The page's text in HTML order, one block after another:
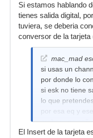
Si estamos hablando
tienes salida digital,
tuviera, se deberia
conversor de la
mac_mad
si usas un
por donde lo
si esk no tiene
lo que
por esa eq y
grabar una
conecta o por
El Insert de la tarjeta